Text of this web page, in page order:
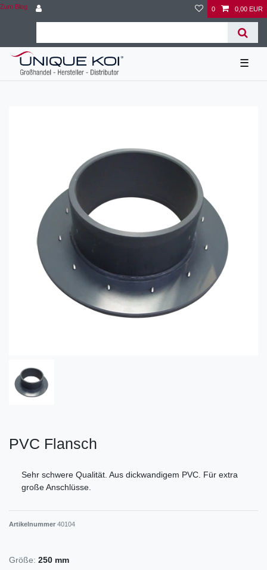
Zum Blog 0 0,00 EUR
☰
PVC Flansch
Sehr schwere Qualität. Aus dickwandigem PVC. Für extra
große Anschlüsse.
Artikelnummer 40104
Größe: 250 mm